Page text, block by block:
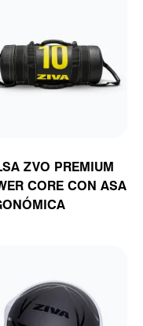
ZVO PREMIUM
CORE CON ASA